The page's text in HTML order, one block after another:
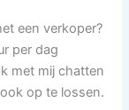
een verkoper?
per dag
met mij chatten
op te lossen.